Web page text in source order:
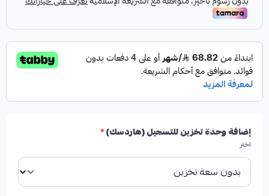
إضافة وحدة تخزين للتسجيل (هاردسك)*
اختر